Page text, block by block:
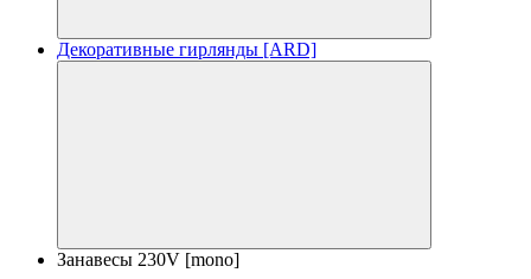
Декоративные гирлянды [ARD]
Занавесы 230V [mono]